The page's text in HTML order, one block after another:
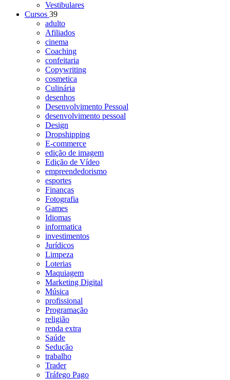
Vestibulares
Cursos 39
adulto
Afiliados
cinema
Coaching
confeitaria
Copywriting
cosmetica
Culinária
desenhos
Desenvolvimento Pessoal
desenvolvimento pessoal
Design
Dropshipping
E-commerce
edição de imagem
Edição de Vídeo
empreendedorismo
esportes
Finanças
Fotografia
Games
Idiomas
informatica
investimentos
Jurídicos
Limpeza
Loterias
Maquiagem
Marketing Digital
Música
profissional
Programação
religião
renda extra
Saúde
Sedução
trabalho
Trader
Tráfego Pago